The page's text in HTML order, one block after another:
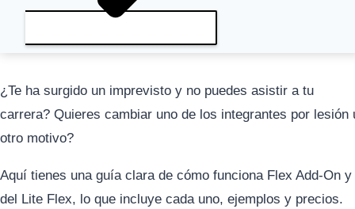
¿Te ha surgido un imprevisto y no puedes asistir a tu
carrera? Quieres cambiar uno de los integrantes por lesión
otro motivo?
Aquí tienes una guía clara de cómo funciona Flex Add-On y
del Lite Flex, lo que incluye cada uno, ejemplos y precios.